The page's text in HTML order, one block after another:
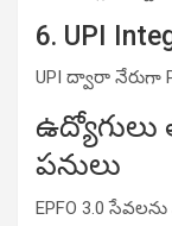
6. UPI
UPI ద్వారా నేరుగా
పనులు
EPFO 3.0